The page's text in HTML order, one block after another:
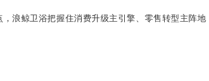
浪鲸卫浴把握住消费升级主引擎、零售转型主阵